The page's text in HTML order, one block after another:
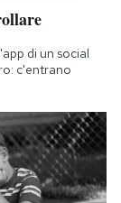
di un social
c'entrano